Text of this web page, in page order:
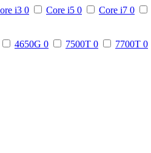
i3 0 Core i5 0 Core i7 0
4650G 0 7500T 0 7700T 0